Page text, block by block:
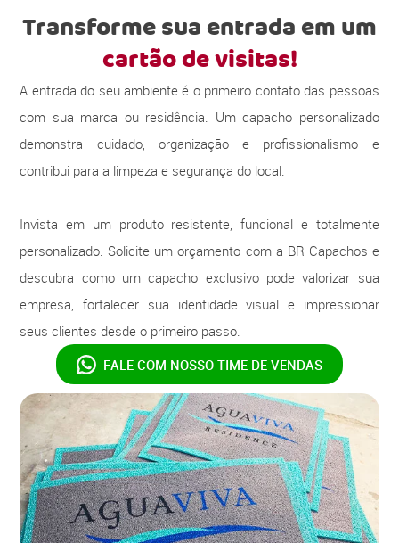
Transforme sua entrada em um
cartão de visitas!
A entrada do seu ambiente é o primeiro contato das pessoas
com sua marca ou residência. Um capacho personalizado
demonstra cuidado, organização e profissionalismo e
contribui para a limpeza e segurança do local.
Invista em um produto resistente, funcional e totalmente
personalizado. Solicite um orçamento com a BR Capachos e
descubra como um capacho exclusivo pode valorizar sua
empresa, fortalecer sua identidade visual e impressionar
seus clientes desde o primeiro passo.
FALE COM NOSSO TIME DE VENDAS